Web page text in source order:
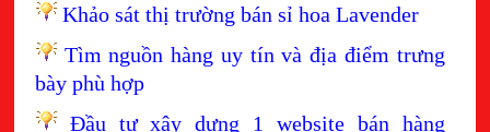
Khảo sát thị trường bán sỉ hoa Lavender
Tìm nguồn hàng uy tín và địa điểm trưng
bày phù hợp
Đầu tư xây dựng 1 website bán hàng